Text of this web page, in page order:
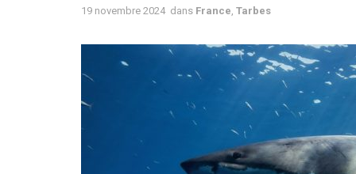
19 novembre 2024 dans France Tarbes